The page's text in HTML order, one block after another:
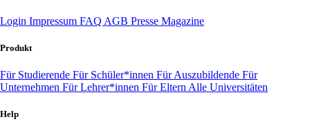
Login Impressum FAQ AGB Presse Magazine
Produkt
Für Studierende Für Schüler*innen Für Auszubildende Für
Unternehmen Für Lehrer*innen Für Eltern Alle Universitäten
Help